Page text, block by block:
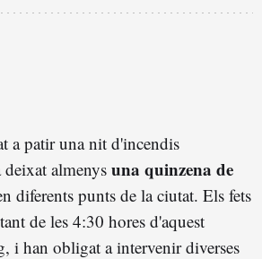
a patir una nit d'incendis
almenys una quinzena de
diferents punts de la ciutat. Els fets
de les 4:30 hores d'aquest
i han obligat a intervenir diverses